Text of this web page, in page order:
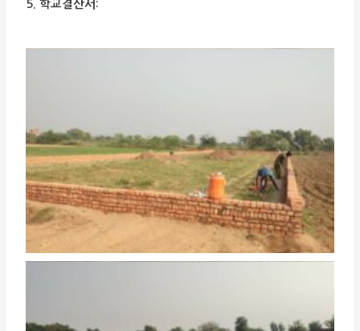
5. 학교결산서: